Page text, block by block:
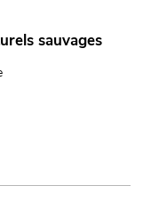
sauvages